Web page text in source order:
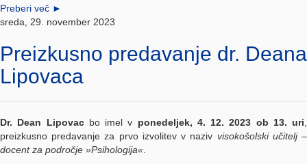
Preberi več ►
sreda, 29. november 2023
Preizkusno predavanje dr. Deana
Lipovaca
Dr. Dean Lipovacbo imel v ponedeljek, 4. 12. 2023 ob 13. uri
preizkusno predavanje za prvo izvolitev v naziv visokošolski učitelj –
docent za področje »Psihologija«